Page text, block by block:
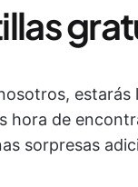
hora de
sorpresas